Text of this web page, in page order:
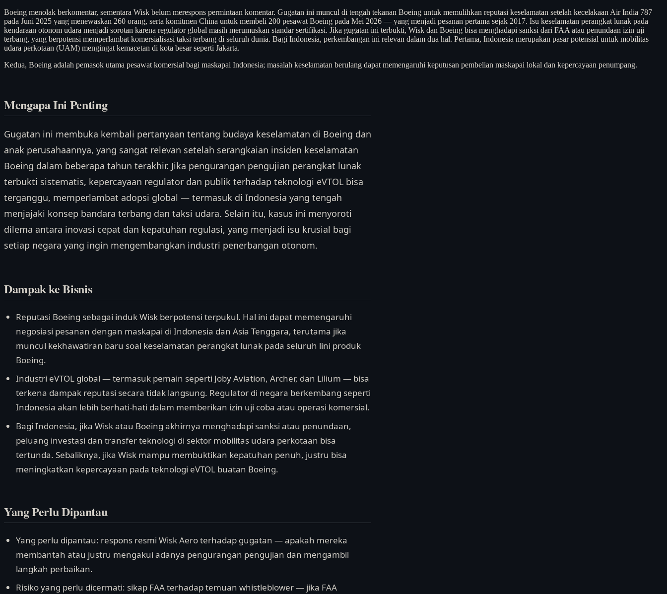
Boeing menolak berkomentar, sementara Wisk belum merespons permintaan komentar. Gugatan ini muncul di tengah tekanan Boeing untuk memulihkan reputasi keselamatan setelah kecelakaan Air India 787
pada Juni 2025 yang menewaskan 260 orang, serta komitmen China untuk membeli 200 pesawat Boeing pada Mei 2026 — yang menjadi pesanan pertama sejak 2017. Isu keselamatan perangkat lunak pada
kendaraan otonom udara menjadi sorotan karena regulator global masih merumuskan standar sertifikasi. Jika gugatan ini terbukti, Wisk dan Boeing bisa menghadapi sanksi dari FAA atau penundaan izin uji
terbang, yang berpotensi memperlambat komersialisasi taksi terbang di seluruh dunia. Bagi Indonesia, perkembangan ini relevan dalam dua hal. Pertama, Indonesia merupakan pasar potensial untuk mobilitas
udara perkotaan (UAM) mengingat kemacetan di kota besar seperti Jakarta.
Kedua, Boeing adalah pemasok utama pesawat komersial bagi maskapai Indonesia; masalah keselamatan berulang dapat memengaruhi keputusan pembelian maskapai lokal dan kepercayaan penumpang.
Mengapa Ini Penting
Gugatan ini membuka kembali pertanyaan tentang budaya keselamatan di Boeing dan
anak perusahaannya, yang sangat relevan setelah serangkaian insiden keselamatan
Boeing dalam beberapa tahun terakhir. Jika pengurangan pengujian perangkat lunak
terbukti sistematis, kepercayaan regulator dan publik terhadap teknologi eVTOL bisa
terganggu, memperlambat adopsi global — termasuk di Indonesia yang tengah
menjajaki konsep bandara terbang dan taksi udara. Selain itu, kasus ini menyoroti
dilema antara inovasi cepat dan kepatuhan regulasi, yang menjadi isu krusial bagi
setiap negara yang ingin mengembangkan industri penerbangan otonom.
Dampak ke Bisnis
Reputasi Boeing sebagai induk Wisk berpotensi terpukul. Hal ini dapat memengaruhi
negosiasi pesanan dengan maskapai di Indonesia dan Asia Tenggara, terutama jika
muncul kekhawatiran baru soal keselamatan perangkat lunak pada seluruh lini produk
Boeing.
Industri eVTOL global — termasuk pemain seperti Joby Aviation, Archer, dan Lilium — bisa
terkena dampak reputasi secara tidak langsung. Regulator di negara berkembang seperti
Indonesia akan lebih berhati-hati dalam memberikan izin uji coba atau operasi komersial.
Bagi Indonesia, jika Wisk atau Boeing akhirnya menghadapi sanksi atau penundaan,
peluang investasi dan transfer teknologi di sektor mobilitas udara perkotaan bisa
tertunda. Sebaliknya, jika Wisk mampu membuktikan kepatuhan penuh, justru bisa
meningkatkan kepercayaan pada teknologi eVTOL buatan Boeing.
Yang Perlu Dipantau
Yang perlu dipantau: respons resmi Wisk Aero terhadap gugatan — apakah mereka
membantah atau justru mengakui adanya pengurangan pengujian dan mengambil
langkah perbaikan.
Risiko yang perlu dicermati: sikap FAA terhadap temuan whistleblower — jika FAA